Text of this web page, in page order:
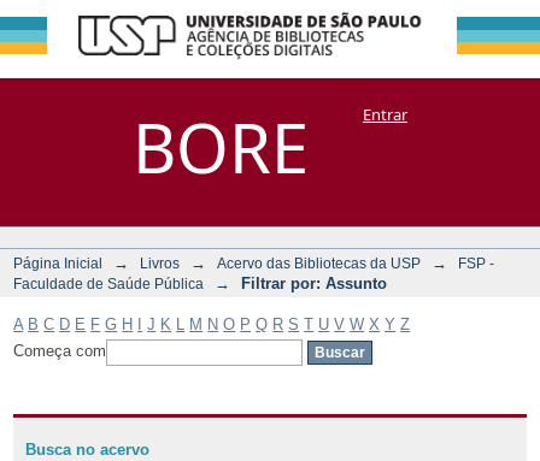
BORE
Filtrar por:
Assunto
DSpace/Manakin + CoriscoEntrar
Página Inicial → Livros → Acervo das Bibliotecas da USP →
FSP -
Faculdade de Saúde Pública
→ Filtrar por: Assunto
A B C D E F G H J K M N O P Q R S T U V W X Y Z
Começa com
Busca no acervo